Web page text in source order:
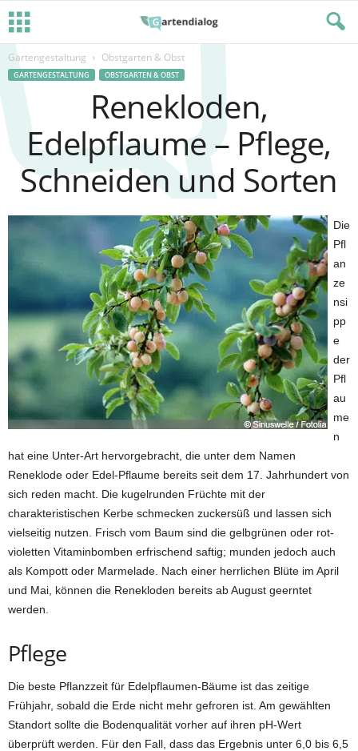
Gartengestaltung Obstgarten & Obst
GARTENGESTALTUNG OBSTGARTEN & OBST
Renekloden,
Edelpflaume – Pflege,
Schneiden und Sorten
Die
Pfl
an
ze
nsi
pp
e
der
Pfl
au
me
n
hat eine Unter-Art hervorgebracht, die unter dem Namen
Reneklode oder Edel-Pflaume bereits seit dem 17. Jahrhundert von
sich reden macht. Die kugelrunden Früchte mit der
charakteristischen Kerbe schmecken zuckersüß und lassen sich
vielseitig nutzen. Frisch vom Baum sind die gelbgrünen oder rot-
violetten Vitaminbomben erfrischend saftig; munden jedoch auch
als Kompott oder Marmelade. Nach einer herrlichen Blüte im April
und Mai, können die Renekloden bereits ab August geerntet
werden.
Pflege
Die beste Pflanzzeit für Edelpflaumen-Bäume ist das zeitige
Frühjahr, sobald die Erde nicht mehr gefroren ist. Am gewählten
Standort sollte die Bodenqualität vorher auf ihren pH-Wert
überprüft werden. Für den Fall, dass das Ergebnis unter 6,0 bis 6,5